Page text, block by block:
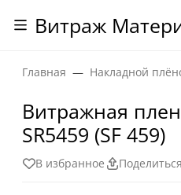
Витраж
Главная Накладной
Витражная
SR5459 (SF 459)
В избранное Поделиться